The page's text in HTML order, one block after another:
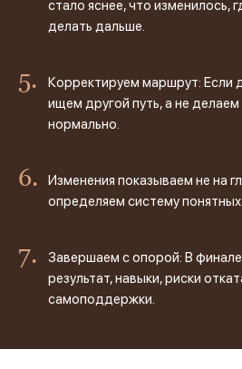
стало яснее, что изменилось,
делать дальше.
Корректируем маршрут: Если
ищем другой путь, а не
нормально.
Изменения показываем не на
определяем систему
Завершаем с опорой: В
результат, навыки, риски
самоподдержки.